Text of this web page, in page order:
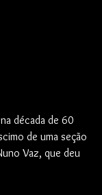
década de 60
de uma seção
Vaz, que deu